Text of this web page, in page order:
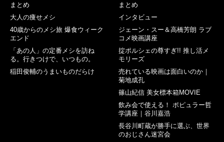
まとめ
大人の痩せメシ
40歳からのメシ旅 爆食ウィーク
エンド
「あの人」の定番メシを訪ね
る。行きつけで、いつもの。
稲田俊輔のうまいものだらけ
まとめ
インタビュー
ジェーン・スー＆高橋芳朗 ラブ
コメ映画講座
掟ポルシェの尊すぎ!! 推し活メ
モリーズ
売れている映画は面白いのか｜
菊地成孔
篠山紀信 美女標本箱MOVIE
飲み会で使える！ ポピュラー哲
学講座｜谷川嘉浩
長谷川町蔵が勝手に選ぶ、世界
のおじさん迷宮会